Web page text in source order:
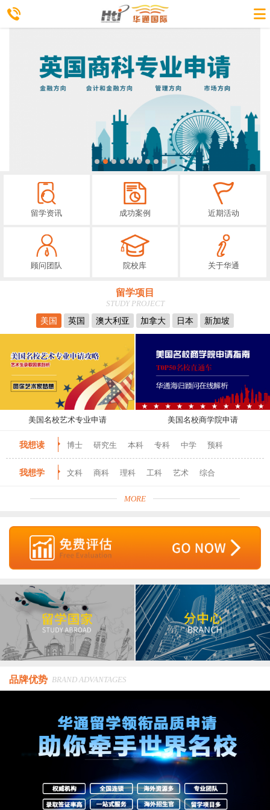
留学资讯 成功案例 近期活动
顾问团队 院校库 关于华通
留学项目
STUDY PROJECT
美国
英国 澳大利亚 加拿大 日本 新加坡
美国名校艺术专业申请 美国名校商学院申请
我想读 博士 研究生 本科 专科 中学 预科
我想学 文科 商科 理科 工科 艺术 综合
MORE
品牌优势 BRAND ADVANTAGES